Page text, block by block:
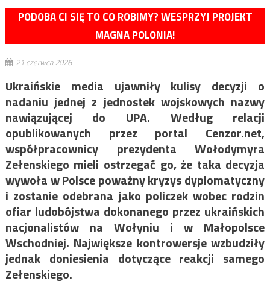
PODOBA CI SIĘ TO CO ROBIMY? WESPRZYJ PROJEKT
MAGNA POLONIA!
21 czerwca 2026
Ukraińskie media ujawniły kulisy decyzji o
nadaniu jednej z jednostek wojskowych nazwy
nawiązującej do UPA. Według relacji
opublikowanych przez portal Cenzor.net,
współpracownicy prezydenta Wołodymyra
Zełenskiego mieli ostrzegać go, że taka decyzja
wywoła w Polsce poważny kryzys dyplomatyczny
i zostanie odebrana jako policzek wobec rodzin
ofiar ludobójstwa dokonanego przez ukraińskich
nacjonalistów na Wołyniu i w Małopolsce
Wschodniej. Największe kontrowersje wzbudziły
jednak doniesienia dotyczące reakcji samego
Zełenskiego.